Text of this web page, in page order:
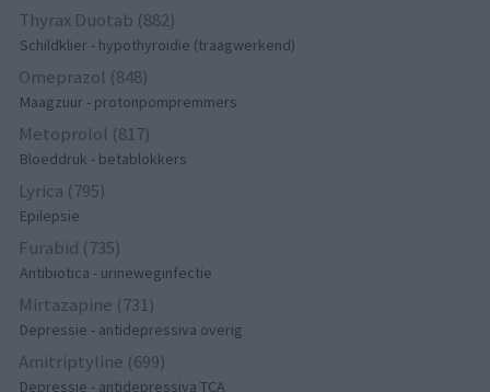
Thyrax Duotab (882)
Schildklier - hypothyroidie (traagwerkend)
Omeprazol (848)
Maagzuur - protonpompremmers
Metoprolol (817)
Bloeddruk - betablokkers
Lyrica (795)
Epilepsie
Furabid (735)
Antibiotica - urineweginfectie
Mirtazapine (731)
Depressie - antidepressiva overig
Amitriptyline (699)
Depressie - antidepressiva TCA